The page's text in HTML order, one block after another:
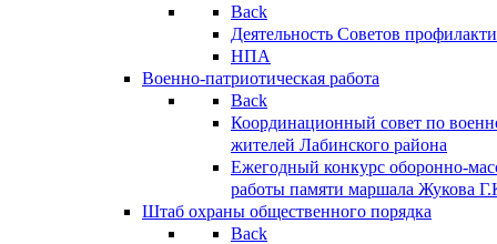
Back
Деятельность Советов
НПА
Военно-патриотическая работа
Back
Координационный совет по
жителей Лабинского района
Ежегодный конкурс оборонно-
работы памяти маршала Жукова
Штаб охраны общественного порядка
Back